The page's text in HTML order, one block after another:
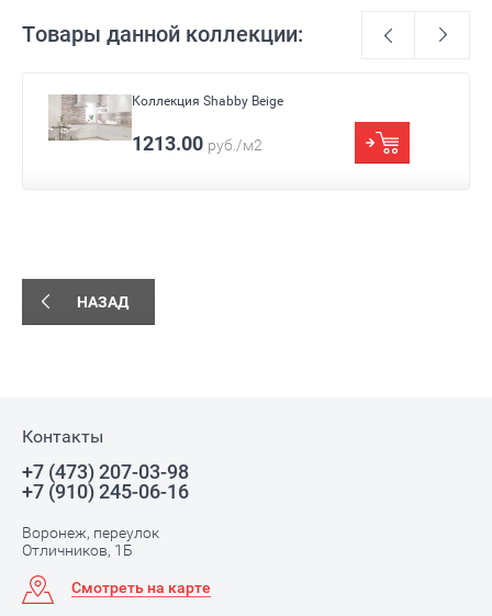
Товары данной коллекции:
Коллекция Shabby Beige
Цвет Бежевый
Поверхность
1213.00 руб./м2
НАЗАД
Контакты
+7 (473) 207-03-98
+7 (910) 245-06-16
Воронеж, переулок
Отличников, 1Б
Смотреть на карте